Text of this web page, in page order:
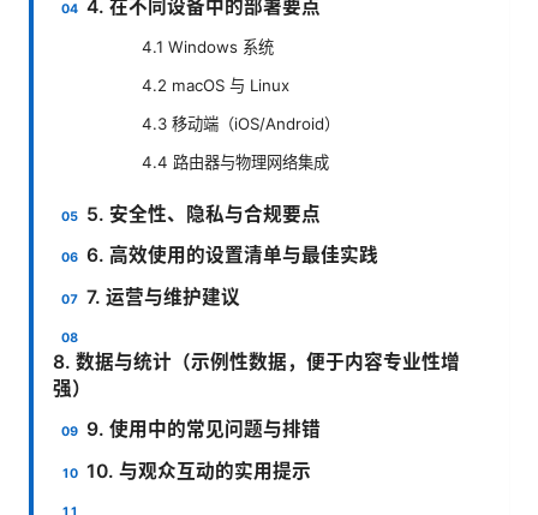
4. 在不同设备中的部署要点
4.1 Windows 系统
4.2 macOS 与 Linux
4.3 移动端（iOS/Android）
4.4 路由器与物理网络集成
5. 安全性、隐私与合规要点
6. 高效使用的设置清单与最佳实践
7. 运营与维护建议
8. 数据与统计（示例性数据，便于内容专业性增
强）
9. 使用中的常见问题与排错
10. 与观众互动的实用提示